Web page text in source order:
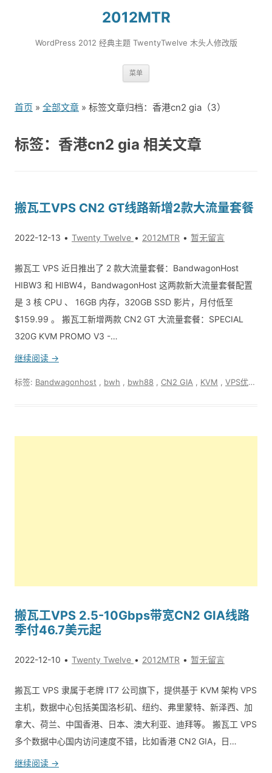
2012MTR
WordPress 2012 经典主题 TwentyTwelve 木头人修改版
菜单
到
首页 » 全部文章 » 标签文章归档：香港cn2 gia（3）
标签：香港cn2 gia 相关文章
搬瓦工VPS CN2 GT线路新增2款大流量套餐
2022-12-13 Twenty Twelve 2012MTR 暂无留言
搬瓦工 VPS 近日推出了 2 款大流量套餐：BandwagonHost
HIBW3 和 HIBW4，BandwagonHost 这两款新大流量套餐配置
是 3 核 CPU 、 16GB 内存，320GB SSD 影片，月付低至
$159.99 。 搬瓦工新增两款 CN2 GT 大流量套餐：SPECIAL
320G KVM PROMO V3 -…
继续阅读 →
标签: Bandwagonhost bwh bwh88 CN2 GIA KVM VPS优惠动态
搬瓦工VPS 2.5-10Gbps带宽CN2 GIA线路
季付46.7美元起
2022-12-10 Twenty Twelve 2012MTR 暂无留言
搬瓦工 VPS 隶属于老牌 IT7 公司旗下，提供基于 KVM 架构 VPS
主机，数据中心包括美国洛杉矶、纽约、弗里蒙特、新泽西、加
拿大、荷兰、中国香港、日本、澳大利亚、迪拜等。 搬瓦工 VPS
多个数据中心国内访问速度不错，比如香港 CN2 GIA，日…
继续阅读 →